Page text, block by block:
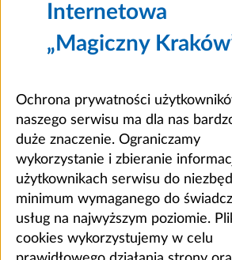
Internetowa
„Magiczny
Ochrona prywatności
naszego serwisu ma dla nas
duże znaczenie. Ograniczamy
wykorzystanie i zbieranie
użytkownikach serwisu do
minimum wymaganego do
usług na najwyższym poziomie.
cookies wykorzystujemy w celu